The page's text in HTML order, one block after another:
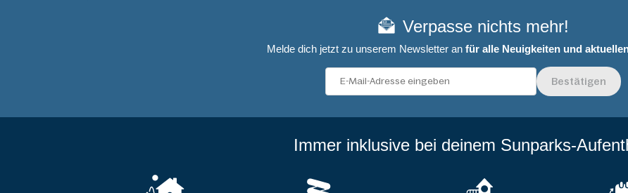
Verpasse nichts mehr!
Melde dich jetzt zu unserem Newsletter an für alle Neuigkeiten und
Bestätigen
Immer inklusive bei deinem Sunparks-